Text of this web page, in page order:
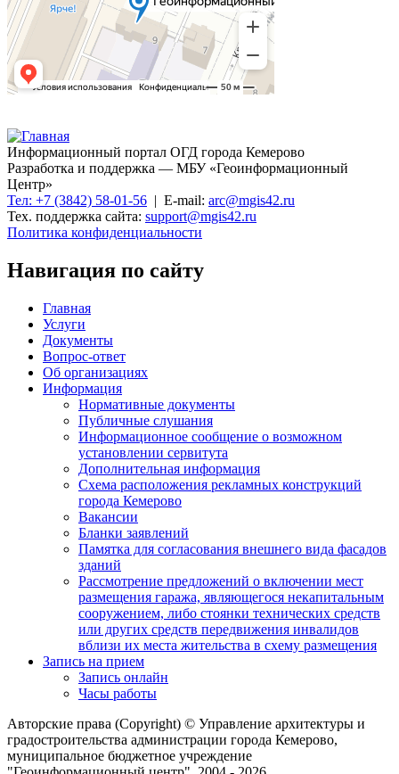
Информационный портал ОГД города Кемерово
Разработка и поддержка — МБУ «Геоинформационный
Центр»
Тел: +7 (3842) 58-01-56 | E-mail: arc@mgis42.ru
Тех. поддержка сайта: support@mgis42.ru
Политика конфиденциальности
Навигация по сайту
Главная
Услуги
Документы
Вопрос-ответ
Об организациях
Информация
Нормативные документы
Публичные слушания
Информационное сообщение о возможном
установлении сервитута
Дополнительная информация
Схема расположения рекламных конструкций
города Кемерово
Вакансии
Бланки заявлений
Памятка для согласования внешнего вида фасадов
зданий
Рассмотрение предложений о включении мест
размещения гаража, являющегося некапитальным
сооружением, либо стоянки технических средств
или других средств передвижения инвалидов
вблизи их места жительства в схему размещения
Запись на прием
Запись онлайн
Часы работы
Авторские права (Copyright) © Управление архитектуры и
градостроительства администрации города Кемерово,
муниципальное бюджетное учреждение